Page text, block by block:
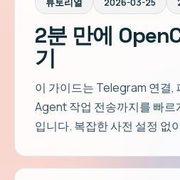
2분 만에
기
이 가이드는 Telegram 연결,
Agent 작업 전송까지를 빠르
입니다. 복잡한 사전 설정 없